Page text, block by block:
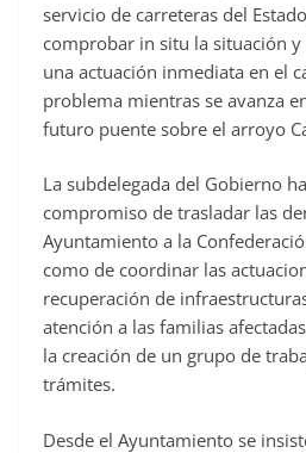
servicio de carreteras del
comprobar in situ la situación
una actuación inmediata en el
problema mientras se avanza
futuro puente sobre el arroyo
La subdelegada del Gobierno
compromiso de trasladar las
Ayuntamiento a la
como de coordinar las
recuperación de
atención a las familias
la creación de un grupo de
trámites.
Desde el Ayuntamiento se